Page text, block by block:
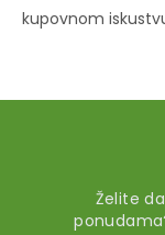
kupovnom
Želite